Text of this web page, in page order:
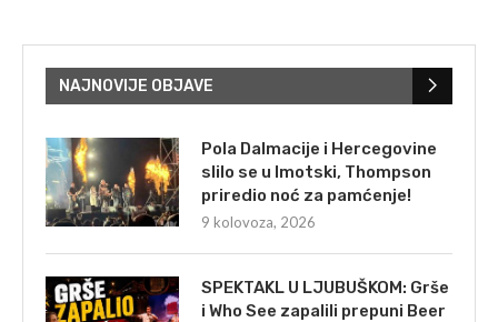
NAJNOVIJE OBJAVE
Pola Dalmacije i Hercegovine
slilo se u Imotski, Thompson
priredio noć za pamćenje!
9 kolovoza, 2026
SPEKTAKL U LJUBUŠKOM: Grše
i Who See zapalili prepuni Beer